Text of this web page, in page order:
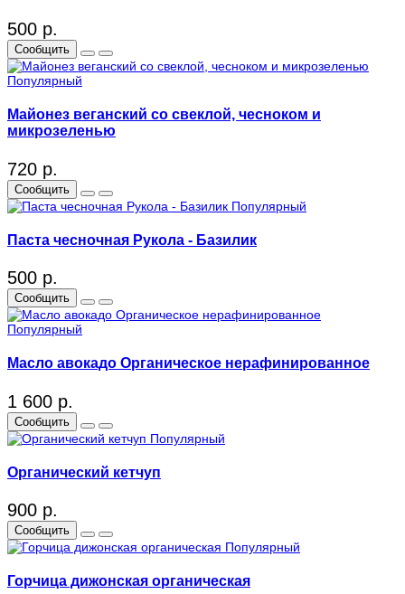
500 р.
Сообщить
Популярный
Майонез веганский со свеклой, чесноком и
микрозеленью
720 р.
Сообщить
Популярный
Паста чесночная Рукола - Базилик
500 р.
Сообщить
Популярный
Масло авокадо Органическое нерафинированное
1 600 р.
Сообщить
Популярный
Органический кетчуп
900 р.
Сообщить
Популярный
Горчица дижонская органическая